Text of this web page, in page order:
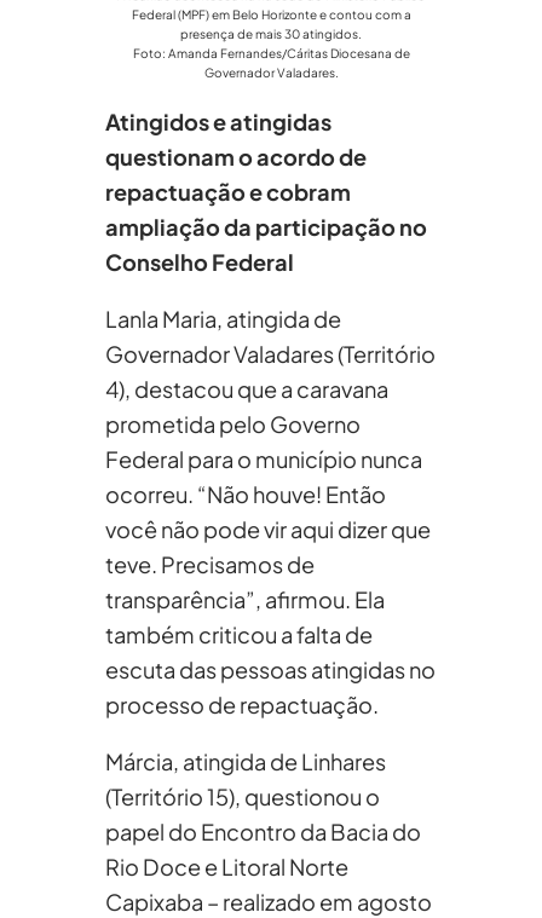
Federal (MPF) em Belo Horizonte e contou com a
presença de mais 30 atingidos.
Foto: Amanda Fernandes/Cáritas Diocesana de
Governador Valadares.
Atingidos e atingidas
questionam o acordo de
repactuação e cobram
ampliação da participação no
Conselho Federal
Lanla Maria, atingida de
Governador Valadares (Território
4), destacou que a caravana
prometida pelo Governo
Federal para o município nunca
ocorreu. “Não houve! Então
você não pode vir aqui dizer que
teve. Precisamos de
transparência”, afirmou. Ela
também criticou a falta de
escuta das pessoas atingidas no
processo de repactuação.
Márcia, atingida de Linhares
(Território 15), questionou o
papel do Encontro da Bacia do
Rio Doce e Litoral Norte
Capixaba – realizado em agosto